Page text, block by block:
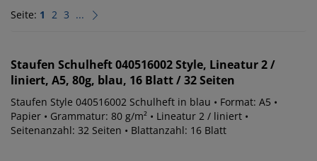
Seite: 1 2 3 ...
Staufen Schulheft 040516002 Style, Lineatur 2 /
liniert, A5, 80g, blau, 16 Blatt / 32 Seiten
Staufen Style 040516002 Schulheft in blau • Format: A5 •
Papier • Grammatur: 80 g/m² • Lineatur 2 / liniert •
Seitenanzahl: 32 Seiten • Blattanzahl: 16 Blatt